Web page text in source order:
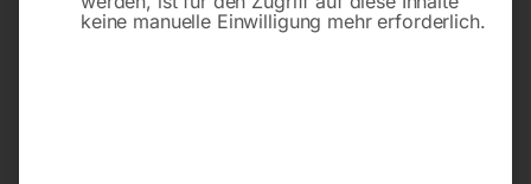
Gerne helfen wir Ihnen weiter.
keine manuelle Einwilligung mehr erforderlich.